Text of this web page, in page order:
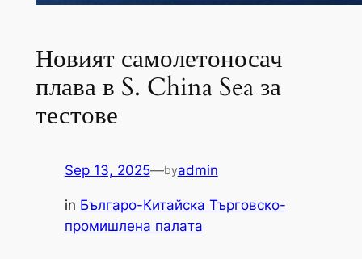
Новият самолетоносач
плава в S. China Sea за
тестове
Sep 13, 2025—byadmin
in Българо-Китайска Търговско-
промишлена палaта